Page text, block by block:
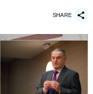
SHARE